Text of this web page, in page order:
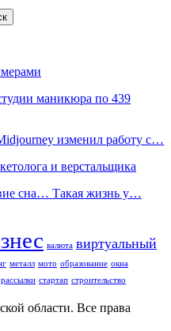
маникюра по 439
изменил работу с…
и верстальщика
сна… Такая жизнь у…
валюта виртуальный
металл мото образование окна
стартап строительство
области. Все права